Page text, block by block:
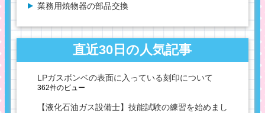
業務用焼物器の部品交換
直近30日の人気記事
LPガスボンベの表面に入っている刻印について
362件のビュー
【液化石油ガス設備士】技能試験の練習を始めまし